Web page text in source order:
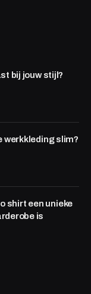
bij jouw stijl?
werkkleding slim?
shirt een unieke
is